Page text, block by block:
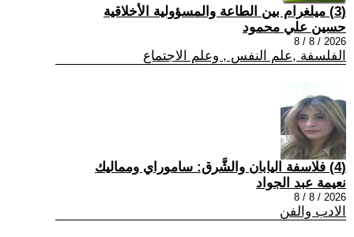
(3) ميلغرام بين الطاعة والمسؤولية الأخلاقية
حسين علي محمود
2026 / 8 / 8
الفلسفة ,علم النفس , وعلم الاجتماع
(4) فلاسفة اليابان والشَّرق: ساموراي ومماليك
نعيمة عبد الجواد
2026 / 8 / 8
الادب والفن